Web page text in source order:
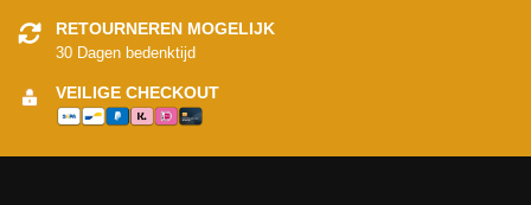
RETOURNEREN MOGELIJK
30 Dagen bedenktijd
VEILIGE CHECKOUT